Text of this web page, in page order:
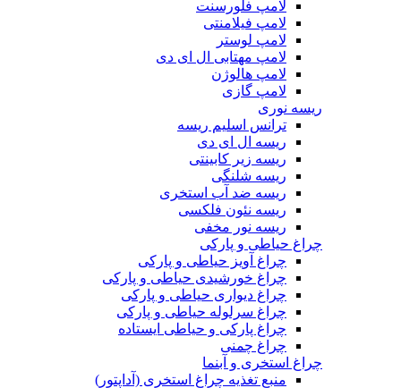
لامپ فلورسنت
لامپ فیلامنتی
لامپ لوستر
لامپ مهتابی ال ای دی
لامپ هالوژن
لامپ گازی
ریسه نوری
ترانس اسلیم ریسه
ریسه ال ای دی
ریسه زیر کابینتی
ریسه شلنگی
ریسه ضد آب استخری
ریسه نئون فلکسی
ریسه نور مخفی
چراغ حیاطی و پارکی
چراغ آویز حیاطی و پارکی
چراغ خورشیدی حیاطی و پارکی
چراغ دیواری حیاطی و پارکی
چراغ سرلوله حیاطی و پارکی
چراغ پارکی و حیاطی ایستاده
چراغ چمنی
چراغ استخری و آبنما
منبع تغذیه چراغ استخری (آداپتور)